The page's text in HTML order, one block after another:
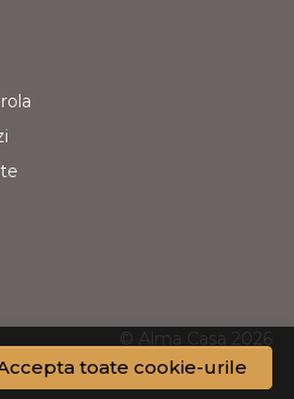
toate cookie-urile
© Alma Casa 2026